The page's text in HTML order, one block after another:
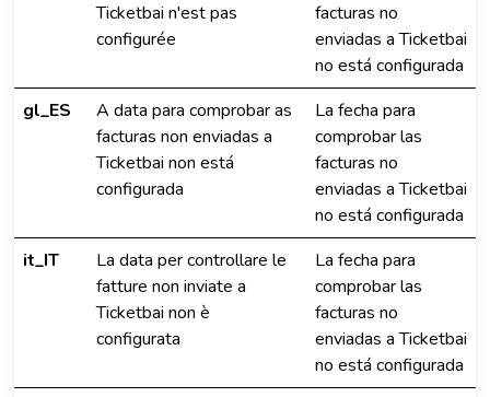
Ticketbai n'est pas
configurée
facturas no
enviadas a Ticketbai
no está configurada
gl_ES
A data para comprobar as
facturas non enviadas a
Ticketbai non está
configurada
La fecha para
comprobar las
facturas no
enviadas a Ticketbai
no está configurada
it_IT
La data per controllare le
fatture non inviate a
Ticketbai non è
configurata
La fecha para
comprobar las
facturas no
enviadas a Ticketbai
no está configurada